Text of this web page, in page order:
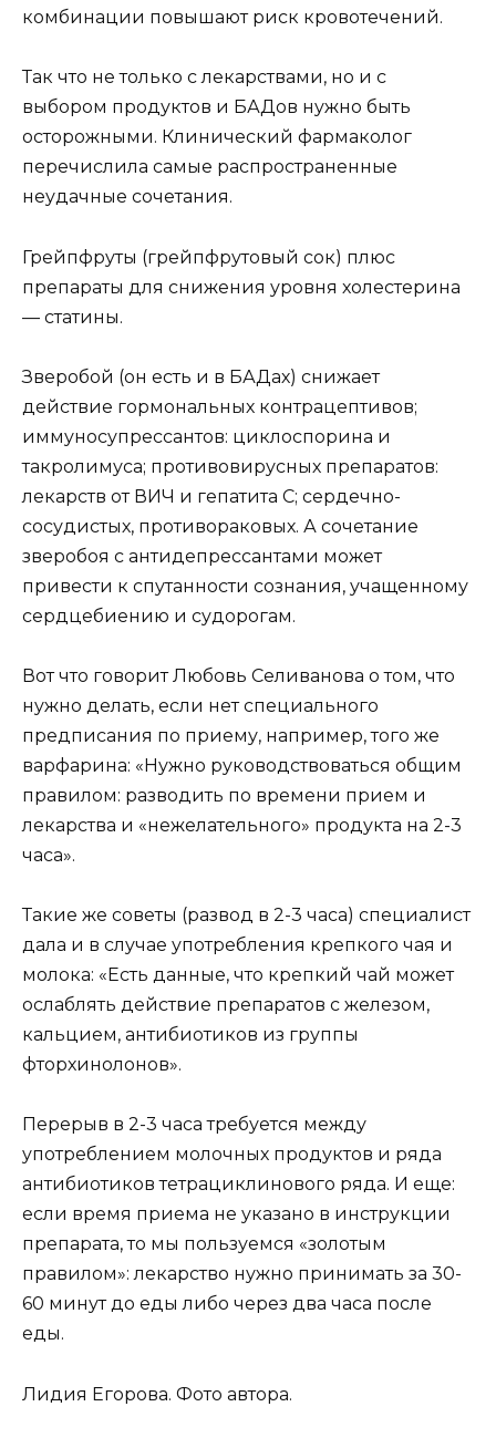
комбинации повышают риск кровотечений.
Так что не только с лекарствами, но и с
выбором продуктов и БАДов нужно быть
осторожными. Клинический фармаколог
перечислила самые распространенные
неудачные сочетания.
Грейпфруты (грейпфрутовый сок) плюс
препараты для снижения уровня холестерина
— статины.
Зверобой (он есть и в БАДах) снижает
действие гормональных контрацептивов;
иммуносупрессантов: циклоспорина и
такролимуса; противовирусных препаратов:
лекарств от ВИЧ и гепатита C; сердечно-
сосудистых, противораковых. А сочетание
зверобоя с антидепрессантами может
привести к спутанности сознания, учащенному
сердцебиению и судорогам.
Вот что говорит Любовь Селиванова о том, что
нужно делать, если нет специального
предписания по приему, например, того же
варфарина: «Нужно руководствоваться общим
правилом: разводить по времени прием и
лекарства и «нежелательного» продукта на 2-3
часа».
Такие же советы (развод в 2-3 часа) специалист
дала и в случае употребления крепкого чая и
молока: «Есть данные, что крепкий чай может
ослаблять действие препаратов с железом,
кальцием, антибиотиков из группы
фторхинолонов».
Перерыв в 2-3 часа требуется между
употреблением молочных продуктов и ряда
антибиотиков тетрациклинового ряда. И еще:
если время приема не указано в инструкции
препарата, то мы пользуемся «золотым
правилом»: лекарство нужно принимать за 30-
60 минут до еды либо через два часа после
еды.
Лидия Егорова. Фото автора.